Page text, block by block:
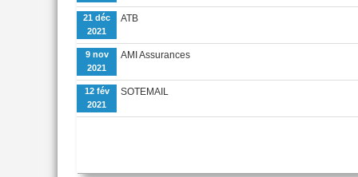
21 déc
2021
ATB
9 nov
2021
AMI Assurances
12 fév
2021
SOTEMAIL